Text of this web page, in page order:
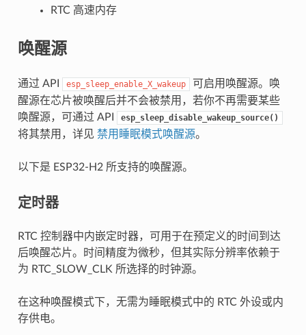
RTC 高速内存
唤醒源
通过 API esp_sleep_enable_X_wakeup
可启用唤醒源。唤
醒源在芯片被唤醒后并不会被禁用，若你不再需要某些
唤醒源，可通过 API
esp_sleep_disable_wakeup_source()
将其禁用，详见 禁用睡眠模式唤醒源。
以下是 ESP32-H2 所支持的唤醒源。
定时器
RTC 控制器中内嵌定时器，可用于在预定义的时间到达
后唤醒芯片。时间精度为微秒，但其实际分辨率依赖于
为 RTC_SLOW_CLK 所选择的时钟源。
在这种唤醒模式下，无需为睡眠模式中的 RTC 外设或内
存供电。